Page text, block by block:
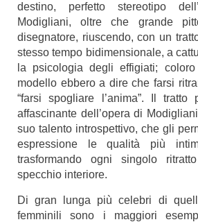
destino, perfetto stereotipo
Modigliani, oltre che grande
disegnatore, riuscendo, con un
stesso tempo bidimensionale, a
la psicologia degli effigiati;
modello ebbero a dire che farsi
“farsi spogliare l’anima”. Il tratto
affascinante dell’opera di
suo talento introspettivo, che gli
espressione le qualità più
trasformando ogni singolo
specchio interiore.
Di gran lunga più celebri di
femminili sono i maggiori